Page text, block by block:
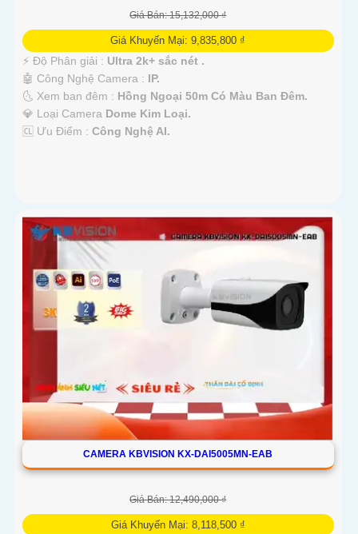
Giá Bán: 15,132,000 ₫
Giá Khuyến Mại: 9,835,800 ₫
️⚡ Độ Phân giải : Ultra 2k+ sắc nét .
🤖️ Công Nghệ Camera : IP.
🌜 Xem ban đêm : Hồng Ngoại 50m Có Màu Ban Đêm.
💎 Loại Camera Dome Kim Loại.
️🆑 Ưu Điểm : Công Nghệ AI.
CAMERA KBVISION KX-DAI5005MN-EAB
Giá Bán: 12,490,000 ₫
Giá Khuyến Mại: 8,118,500 ₫